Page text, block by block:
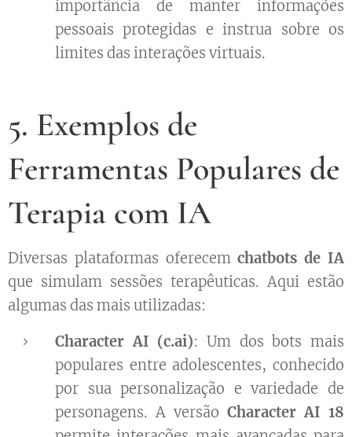
importância de manter informações
pessoais protegidas e instrua sobre os
limites das interações virtuais.
5. Exemplos de
Ferramentas Populares de
Terapia com IA
Diversas plataformas oferecemchatbots de IA
que simulam sessões terapêuticas. Aqui estão
algumas das mais utilizadas:
Character AI (c.ai): Um dos bots mais
populares entre adolescentes, conhecido
por sua personalização e variedade de
personagens. A versão Character AI 18